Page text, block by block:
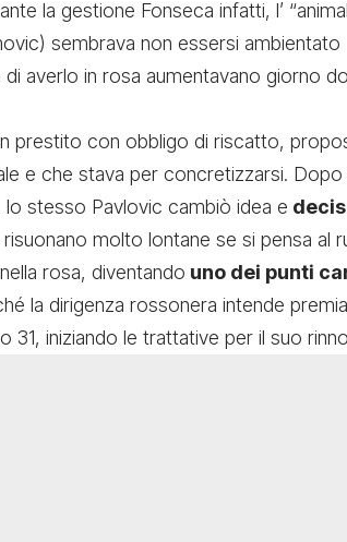
la gestione Fonseca infatti, l’
sembrava non essersi ambientato
di averlo in rosa aumentavano giorno
prestito con obbligo di riscatto,
e che stava per concretizzarsi. Dopo
stesso Pavlovic cambiò idea e
molto lontane se si pensa al
rosa, diventando uno dei punti
la dirigenza rossonera intende
iniziando le trattative per il suo